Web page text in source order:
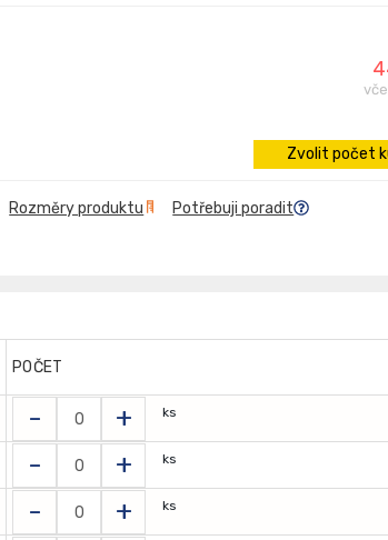
Zvolit počet
Rozměry produktu Potřebuji poradit
POČET
- + ks
- + ks
- + ks